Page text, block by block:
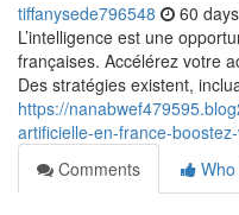
tiffanysede796548 60
L’intelligence est une
françaises. Accélérez votre
Des stratégies existent,
https://
artificielle-en-france-
Comments